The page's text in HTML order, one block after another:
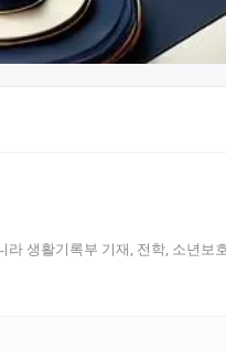
생활기록부 기재, 전학, 소년보